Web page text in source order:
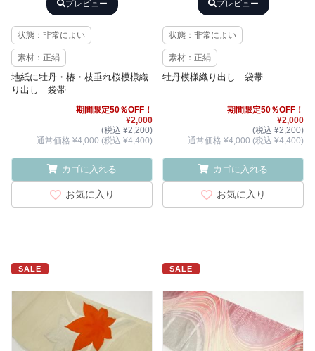
プレビュー
状態：非常によい
素材：正絹
地紙に牡丹・椿・枝垂れ桜模様織
り出し 袋帯
期間限定50％OFF！
¥2,000
(税込 ¥2,200)
通常価格 ¥4,000 (税込 ¥4,400)
カゴに入れる
お気に入り
プレビュー
状態：非常によい
素材：正絹
牡丹模様織り出し 袋帯
期間限定50％OFF！
¥2,000
(税込 ¥2,200)
通常価格 ¥4,000 (税込 ¥4,400)
カゴに入れる
お気に入り
SALE SALE